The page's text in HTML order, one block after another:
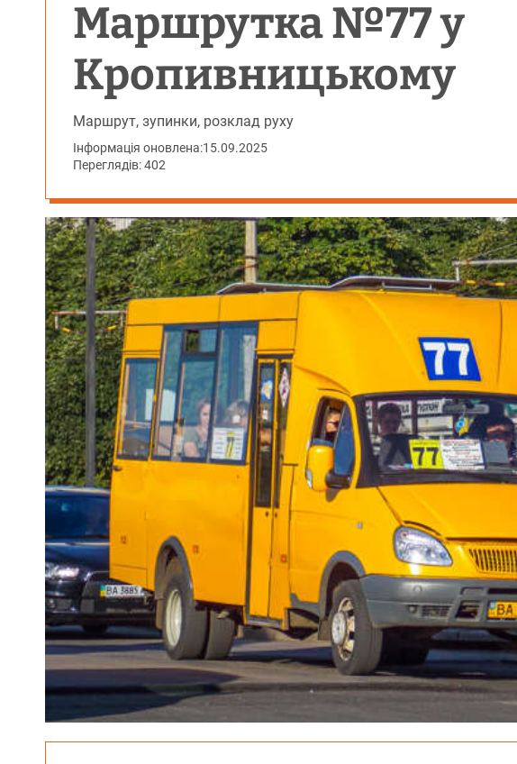
Маршрутка №77 у
Кропивницькому
Маршрут, зупинки, розклад руху
Інформація оновлена:15.09.2025
Переглядів: 402